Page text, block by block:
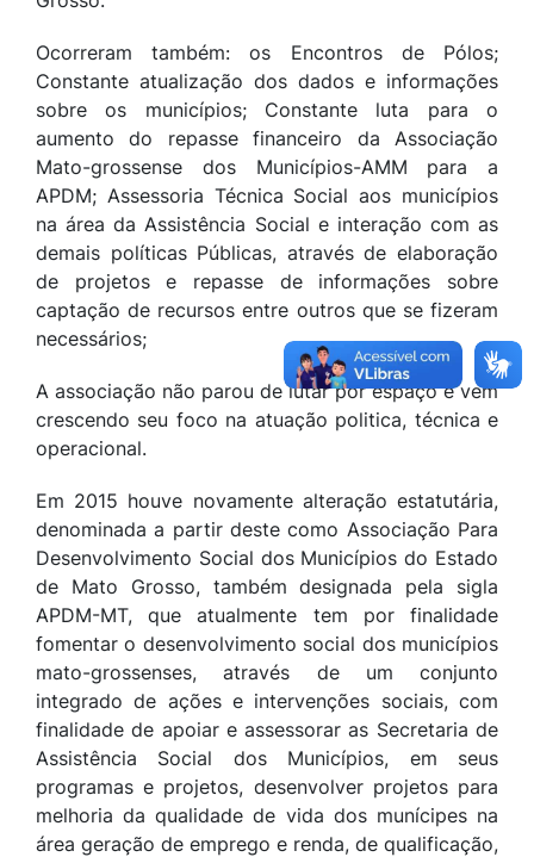
Ocorreram também: os Encontros de Pólos;
Constante atualização dos dados e informações
sobre os municípios; Constante luta para o
aumento do repasse financeiro da Associação
Mato-grossense dos Municípios-AMM para a
APDM; Assessoria Técnica Social aos municípios
na área da Assistência Social e interação com as
demais políticas Públicas, através de elaboração
de projetos e repasse de informações sobre
captação de recursos entre outros que se fizeram
necessários;
A associação não parou de lutar por espaço e vem
crescendo seu foco na atuação politica, técnica e
operacional.
Em 2015 houve novamente alteração estatutária,
denominada a partir deste como Associação Para
Desenvolvimento Social dos Municípios do Estado
de Mato Grosso, também designada pela sigla
APDM-MT, que atualmente tem por finalidade
fomentar o desenvolvimento social dos municípios
mato-grossenses, através de um conjunto
integrado de ações e intervenções sociais, com
finalidade de apoiar e assessorar as Secretaria de
Assistência Social dos Municípios, em seus
programas e projetos, desenvolver projetos para
melhoria da qualidade de vida dos munícipes na
área geração de emprego e renda, de qualificação,